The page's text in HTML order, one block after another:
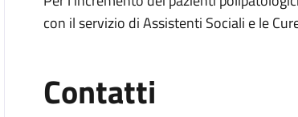
con il servizio di Assistenti Sociali e le
Contatti